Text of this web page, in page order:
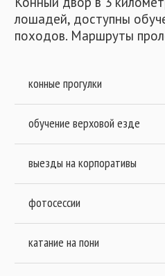
лошадей, доступны
походов. Маршруты
конные прогулки
обучение верховой езде
выезды на корпоративы
фотосессии
катание на пони